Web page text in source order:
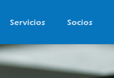
Servicios Socios